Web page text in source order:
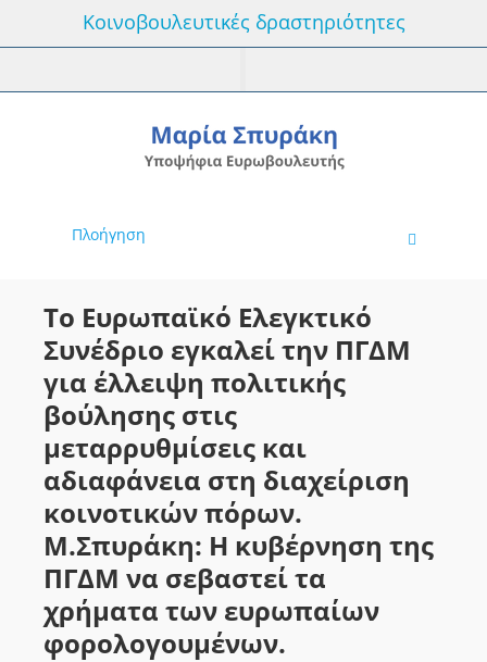
Κοινοβουλευτικές δραστηριότητες
Πλοήγηση
Το Ευρωπαϊκό Ελεγκτικό
Συνέδριο εγκαλεί την ΠΓΔΜ
για έλλειψη πολιτικής
βούλησης στις
μεταρρυθμίσεις και
αδιαφάνεια στη διαχείριση
κοινοτικών πόρων.
Μ.Σπυράκη: Η κυβέρνηση της
ΠΓΔΜ να σεβαστεί τα
χρήματα των ευρωπαίων
φορολογουμένων.